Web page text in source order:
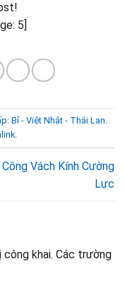
5]
Bỉ - Việt Nhật - Thái Lan
.
Vách Kính Cường
Lực
khai. Các trường